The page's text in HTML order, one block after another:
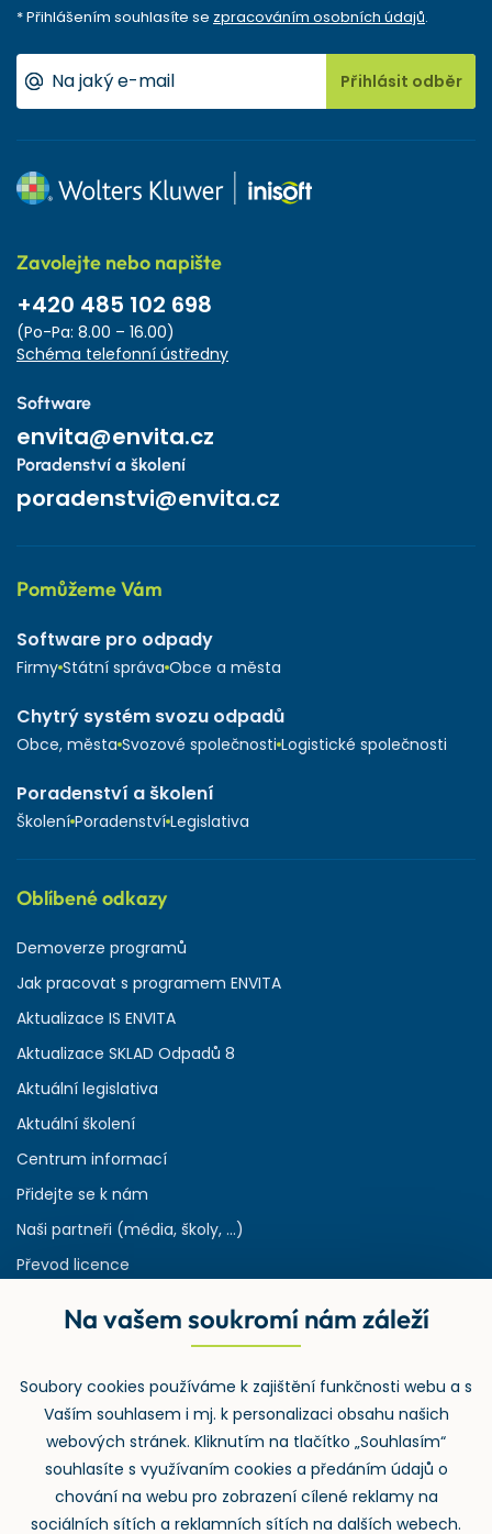
* Přihlášením souhlasíte se zpracováním osobních údajů.
Přihlásit odběr
Zavolejte nebo napište
+420 485 102 698
(Po-Pa: 8.00 – 16.00)
Schéma telefonní ústředny
Software
envita@envita.cz
Poradenství a školení
poradenstvi@envita.cz
Pomůžeme Vám
Software pro odpady
Firmy Státní správa Obce a města
Chytrý systém svozu odpadů
Obce, města Svozové společnosti Logistické společnosti
Poradenství a školení
Školení Poradenství Legislativa
Oblíbené odkazy
Demoverze programů
Jak pracovat s programem ENVITA
Aktualizace IS ENVITA
Aktualizace SKLAD Odpadů 8
Aktuální legislativa
Aktuální školení
Centrum informací
Přidejte se k nám
Naši partneři (média, školy, ...)
Převod licence
Rejstřík používaných zkratek v odpadech
Zpětný odběr
Na vašem soukromí nám záleží
Soubory cookies používáme k zajištění funkčnosti webu a s
Vaším souhlasem i mj. k personalizaci obsahu našich
webových stránek. Kliknutím na tlačítko „Souhlasím“
souhlasíte s využívaním cookies a předáním údajů o
chování na webu pro zobrazení cílené reklamy na
sociálních sítích a reklamních sítích na dalších webech.